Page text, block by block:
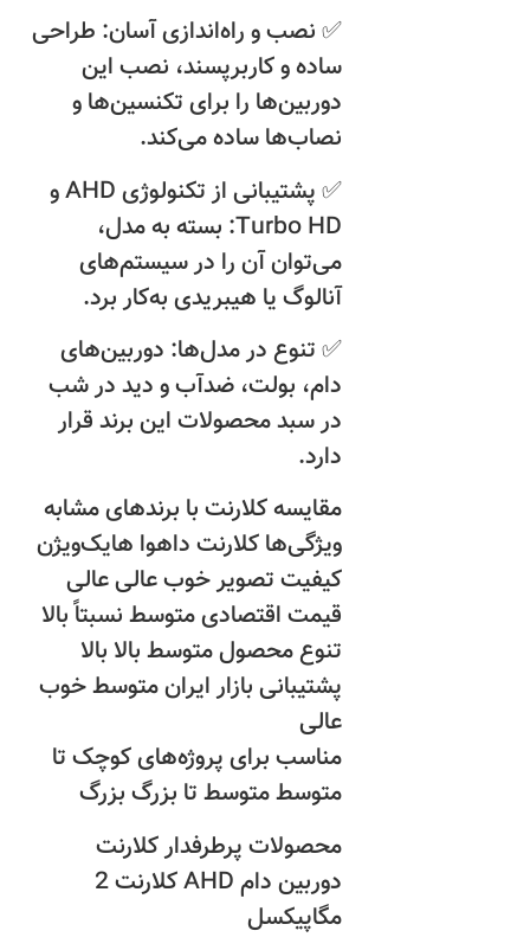
✅ نصب و راه‌اندازی آسان: طراحی
ساده و کاربرپسند، نصب این
دوربین‌ها را برای تکنسین‌ها و
نصاب‌ها ساده می‌کند.
✅ پشتیبانی از تکنولوژی AHD و
Turbo HD: بسته به مدل،
می‌توان آن را در سیستم‌های
آنالوگ یا هیبریدی به‌کار برد.
✅ تنوع در مدل‌ها: دوربین‌های
دام، بولت، ضدآب و دید در شب
در سبد محصولات این برند قرار
دارد.
مقایسه کلارنت با برندهای مشابه
ویژگی‌ها کلارنت داهوا هایک‌ویژن
کیفیت تصویر خوب عالی عالی
قیمت اقتصادی متوسط نسبتاً بالا
تنوع محصول متوسط بالا بالا
پشتیبانی بازار ایران متوسط خوب
عالی
مناسب برای پروژه‌های کوچک تا
متوسط متوسط تا بزرگ بزرگ
محصولات پرطرفدار کلارنت
دوربین دام AHD کلارنت 2
مگاپیکسل